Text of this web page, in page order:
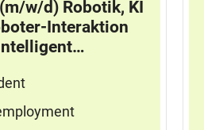
w/d) Robotik, KI
Interaktion